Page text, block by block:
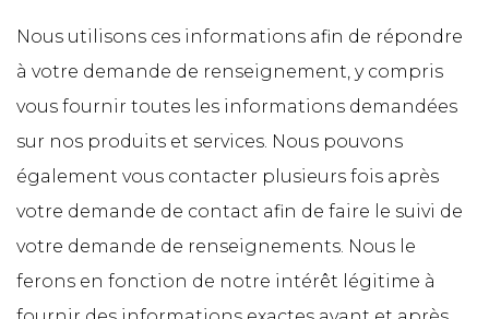
Nous utilisons ces informations afin de répondre
à votre demande de renseignement, y compris
vous fournir toutes les informations demandées
sur nos produits et services. Nous pouvons
également vous contacter plusieurs fois après
votre demande de contact afin de faire le suivi de
votre demande de renseignements. Nous le
ferons en fonction de notre intérêt légitime à